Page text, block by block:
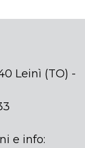
Leinì (TO) -
e info: